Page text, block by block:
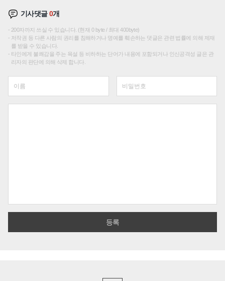
기사댓글0개
200자까지 쓰실 수 있습니다. (현재 0 byte / 최대 400byte)
저작권 등 다른 사람의 권리를 침해하거나 명예를 훼손하는 댓글은 관련 법률에 의해 제재
를 받을 수 있습니다.
타인에게 불쾌감을 주는 욕설 등 비하하는 단어가 내용에 포함되거나 인신공격성 글은 관
리자의 판단에 의해 삭제 합니다.